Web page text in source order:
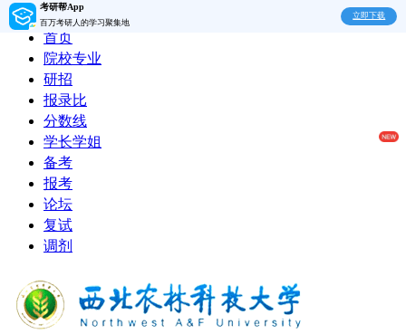
考研帮App
百万考研人的学习聚集地
立即下载
首页
院校专业
研招
报录比
分数线
学长学姐
备考
报考
论坛
复试
调剂